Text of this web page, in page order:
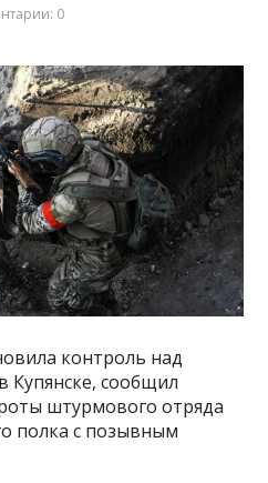
0
контроль над
Купянске, сообщил
штурмового отряда
полка с позывным